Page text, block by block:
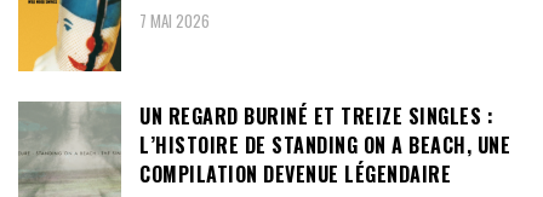
7 MAI 2026
UN REGARD BURINÉ ET TREIZE SINGLES :
L’HISTOIRE DE STANDING ON A BEACH, UNE
COMPILATION DEVENUE LÉGENDAIRE